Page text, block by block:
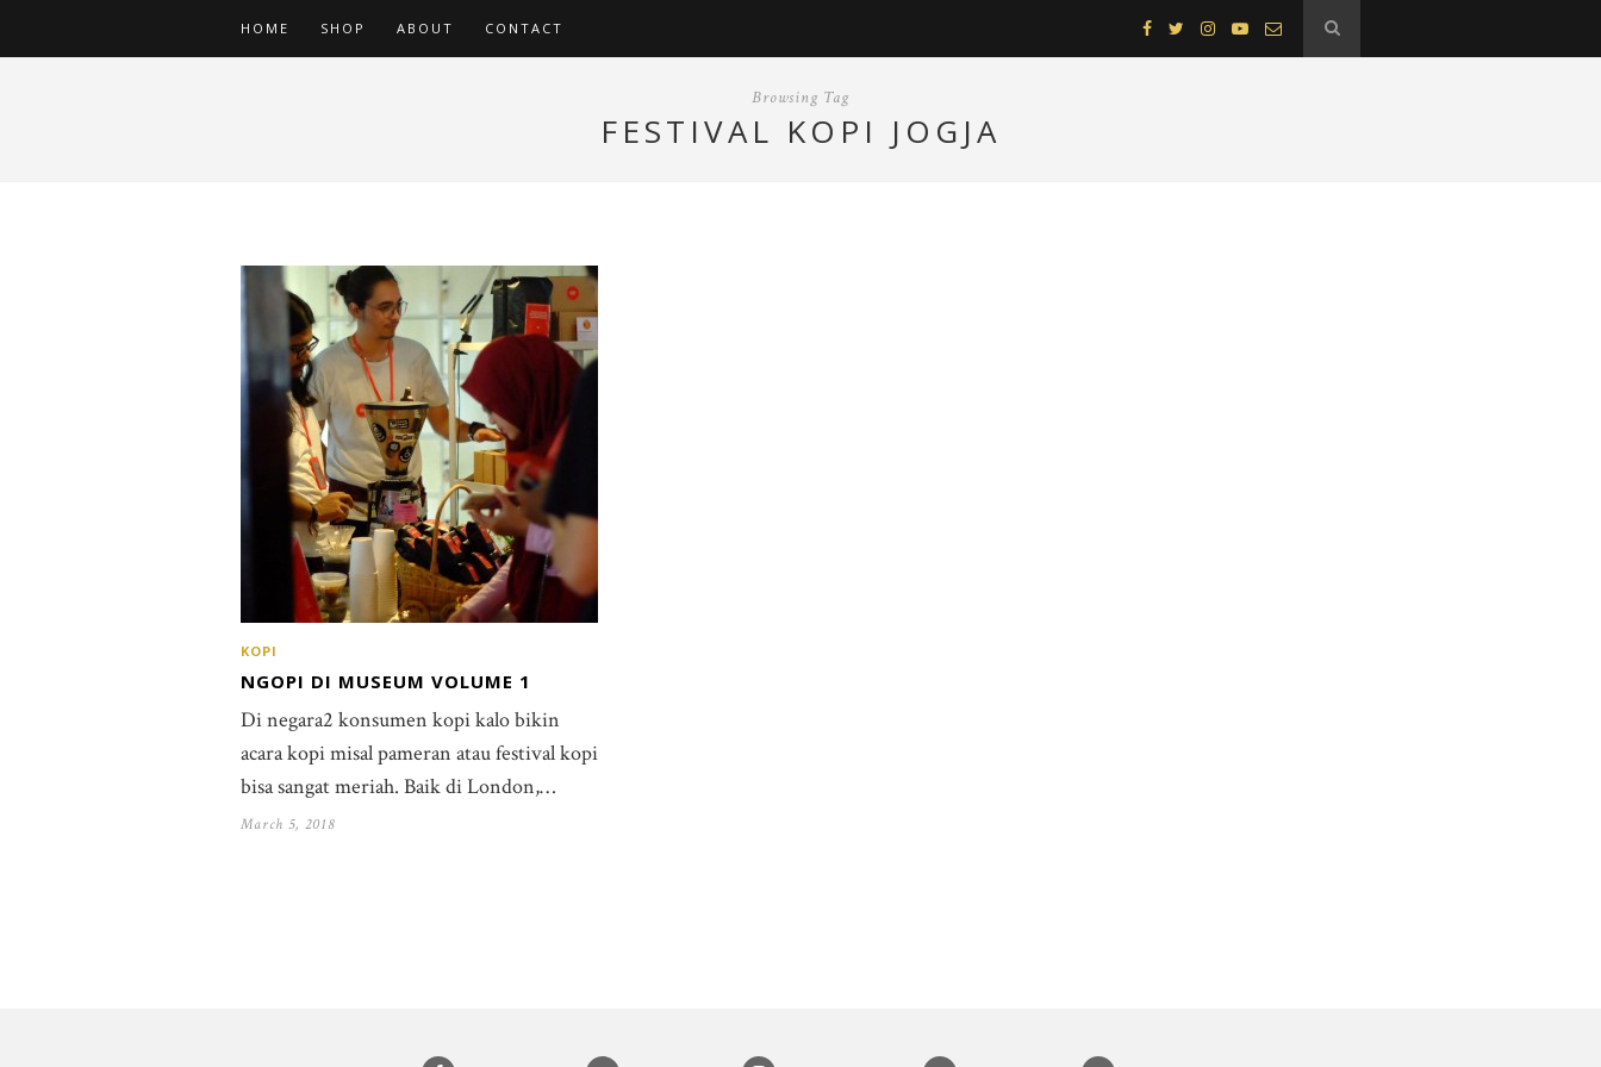
HOME SHOP ABOUT CONTACT
Browsing Tag
FESTIVAL KOPI JOGJA
KOPI
NGOPI DI MUSEUM VOLUME 1
Di negara2 konsumen kopi kalo bikin
acara kopi misal pameran atau festival kopi
bisa sangat meriah. Baik di London,…
March 5, 2018